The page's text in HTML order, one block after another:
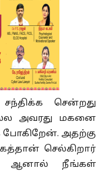
சென்றது
அவரது மகனை
அதற்கு
செல்கிறார்
ஆனால் நீங்கள்